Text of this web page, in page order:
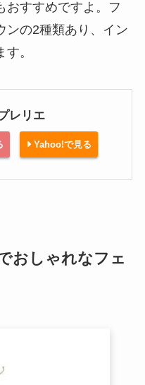
おすすめですよ。フ
ンの2種類あり、イン
。
レリエ
Yahoo!で見る
おしゃれなフェ